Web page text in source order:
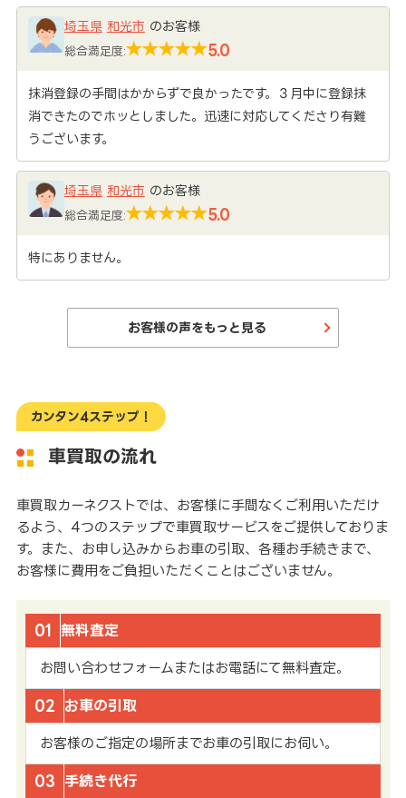
埼玉県 和光市 のお客様
総合満足度: 5.0
抹消登録の手間はかからずで良かったです。３月中に登録抹
消できたのでホッとしました。迅速に対応してくださり有難
うございます。
埼玉県 和光市 のお客様
総合満足度: 5.0
特にありません。
お客様の声をもっと見る
カンタン4ステップ！
車買取の流れ
車買取カーネクストでは、お客様に手間なくご利用いただけ
るよう、4つのステップで車買取サービスをご提供しておりま
す。また、お申し込みからお車の引取、各種お手続きまで、
お客様に費用をご負担いただくことはございません。
01 無料査定
お問い合わせフォームまたはお電話にて無料査定。
02 お車の引取
お客様のご指定の場所までお車の引取にお伺い。
03 手続き代行